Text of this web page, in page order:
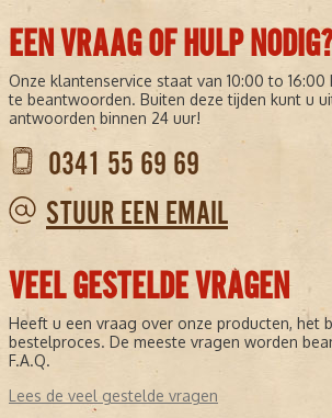
EEN VRAAG OF HULP NODIG?
Onze klantenservice staat van 10:00 to
te beantwoorden. Buiten deze tijden kunt u
antwoorden binnen 24 uur!
0341 55 69 69
STUUR EEN EMAIL
VEEL GESTELDE VRAGEN
Heeft u een vraag over onze producten, het
bestelproces. De meeste vragen worden
F.A.Q.
Lees de veel gestelde vragen